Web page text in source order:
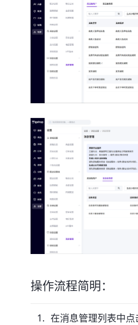
操作流程简明：
在消息管理列表中